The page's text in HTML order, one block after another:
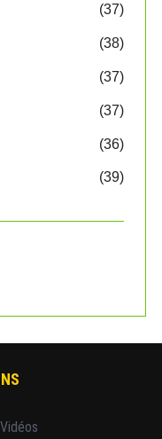
(37)
(38)
(37)
(37)
(36)
(39)
Vidéos